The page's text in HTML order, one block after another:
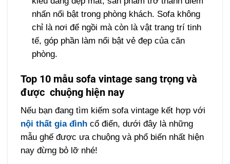
nhấn nổi bật trong phòng khách. Sofa không
chỉ là nơi để ngồi mà còn là vật trang trí tinh
tế, góp phần làm nổi bật vẻ đẹp của căn
phòng.
Top 10 mẫu sofa vintage sang trọng và
được chuộng hiện nay
Nếu bạn đang tìm kiếm sofa vintage kết hợp với
nội thất gia đình cổ điển, dưới đây là những
mẫu ghế được ưa chuộng và phổ biến nhất hiện
nay đừng bỏ lỡ nhé!